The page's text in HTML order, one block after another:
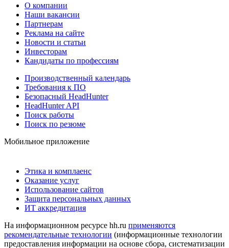
О компании
Наши вакансии
Партнерам
Реклама на сайте
Новости и статьи
Инвесторам
Кандидаты по профессиям
Производственный календарь
Требования к ПО
Безопасный HeadHunter
HeadHunter API
Поиск работы
Поиск по резюме
Мобильное приложение
Этика и комплаенс
Оказание услуг
Использование сайтов
Защита персональных данных
ИТ аккредитация
На информационном ресурсе hh.ru применяются
рекомендательные технологии (информационные технологии
предоставления информации на основе сбора, систематизации